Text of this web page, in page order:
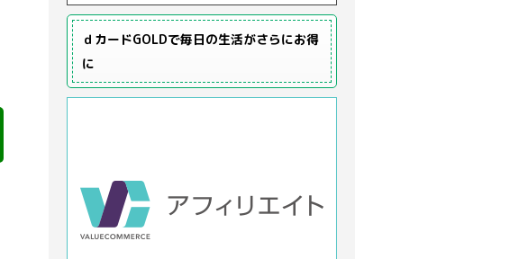
ｄカードGOLDで毎日の生活がさらにお得
に